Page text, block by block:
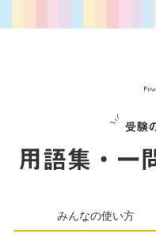
みんなの使い方